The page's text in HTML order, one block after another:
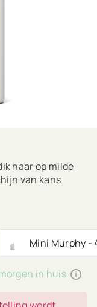
haar op milde
van kans
Mini Murphy -
in huis